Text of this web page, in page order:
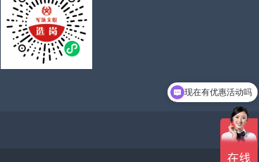
现在有优惠活动吗